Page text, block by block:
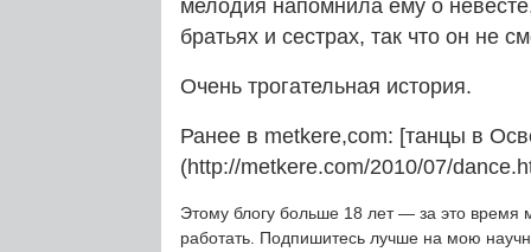
мелодия напомнила ему о
братьях и сестрах, так что он не
Очень трогательная история.
Ранее в metkere,com: [танцы в
(http://metkere.com/2010/07/
Этому блогу больше 18 лет — за это время
работать. Подпишитесь лучше на мою